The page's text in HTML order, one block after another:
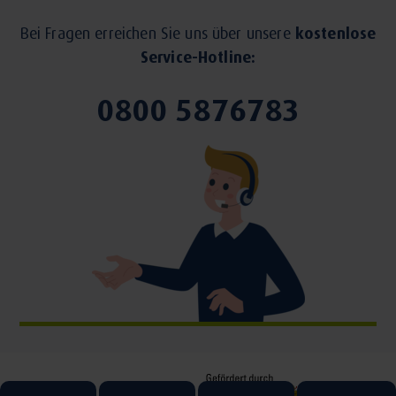
Bei Fragen erreichen Sie uns über unsere kostenlose
Service-Hotline:
0800 5876783